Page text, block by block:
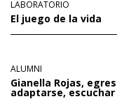
LABORATORIO
El juego de la vida
ALUMNI
Gianella Rojas,
adaptarse, escuchar